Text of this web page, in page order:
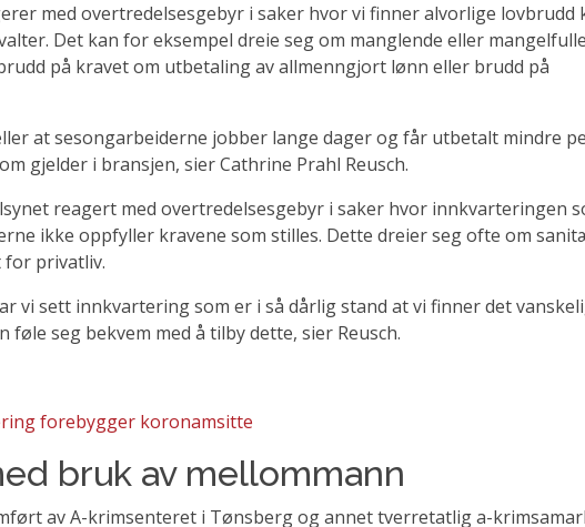
med overtredelsesgebyr i saker hvor vi finner alvorlige lovbrudd
Det kan for eksempel dreie seg om manglende eller mangelfulle
på kravet om utbetaling av allmenngjort lønn eller brudd på
at sesongarbeiderne jobber lange dager og får utbetalt mindre
gjelder i bransjen, sier Cathrine Prahl Reusch.
reagert med overtredelsesgebyr i saker hvor innkvarteringen
ikke oppfyller kravene som stilles. Dette dreier seg ofte om
privatliv.
vi sett innkvartering som er i så dårlig stand at vi finner det
føle seg bekvem med å tilby dette, sier Reusch.
forebygger koronamsitte
bruk av mellommann
av A-krimsenteret i Tønsberg og annet tverretatlig a-